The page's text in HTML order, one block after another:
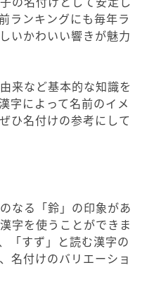
ランキングにも毎年ラ
いかわいい響きが魅力
来など基本的な知識を
字によって名前のイメ
ひ名付けの参考にして
なる「鈴」の印象があ
字を使うことができま
「すず」と読む漢字の
名付けのバリエーショ